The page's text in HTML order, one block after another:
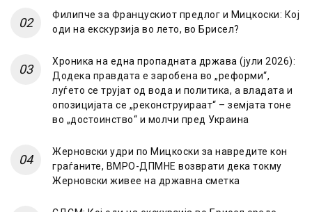
Филипче за Францускиот предлог и Мицкоски: Кој
оди на екскурзија во лето, во Брисел?
Хроника на една пропадната држава (јули 2026):
Додека правдата е заробена во „реформи“,
луѓето се трујат од вода и политика, а владата и
опозицијата се „реконструираат“ – земјата тоне
во „достоинство“ и молчи пред Украина
Жерновски удри по Мицкоски за навредите кон
граѓаните, ВМРО-ДПМНЕ возврати дека токму
Жерновски живее на државна сметка